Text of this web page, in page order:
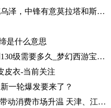
迪马济奥：米兰仍在求购楚克乌泽，中锋有意莫拉塔和斯卡马卡-全球新资讯
是什么意思
今日最新！梦幻西游宝宝练到130级需要多久_梦幻西游宝宝练级地点
皮衣-当前关注
一轮爆发要来了？
今日热文：五年来“最热”端午带动消费市场升温 天津、江苏、重庆等5省销售额超过2019年